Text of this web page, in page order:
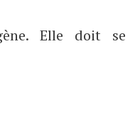
Elle doit se